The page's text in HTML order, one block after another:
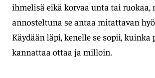
ihmelisä eikä korvaa unta tai ruokaa,
annosteltuna se antaa mitattavan
Käydään läpi, kenelle se sopii, kuinka
kannattaa ottaa ja milloin.